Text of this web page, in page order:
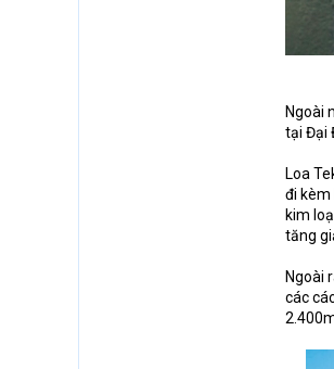
Ngoài
tại Đại
Loa
đi kèm
kim
tăng
Ngoài
các